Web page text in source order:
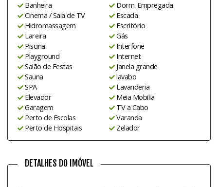
Banheira
Cinema / Sala de TV
Hidromassagem
Lareira
Piscina
Playground
Salão de Festas
Sauna
SPA
Elevador
Garagem
Perto de Escolas
Perto de Hospitais
Dorm. Empregada
Escada
Escritório
Gás
Interfone
Internet
Janela grande
lavabo
Lavanderia
Meia Mobilia
TV a Cabo
Varanda
Zelador
DETALHES DO IMÓVEL